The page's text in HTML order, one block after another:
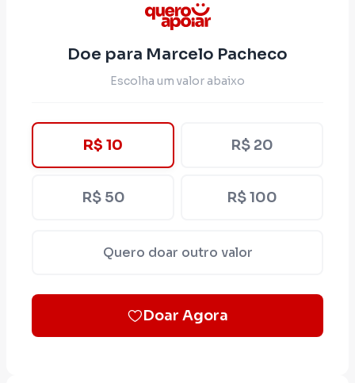
Doe para Marcelo Pacheco
Escolha um valor abaixo
R$ 10 R$ 20
R$ 50 R$ 100
Quero doar outro valor
Doar Agora